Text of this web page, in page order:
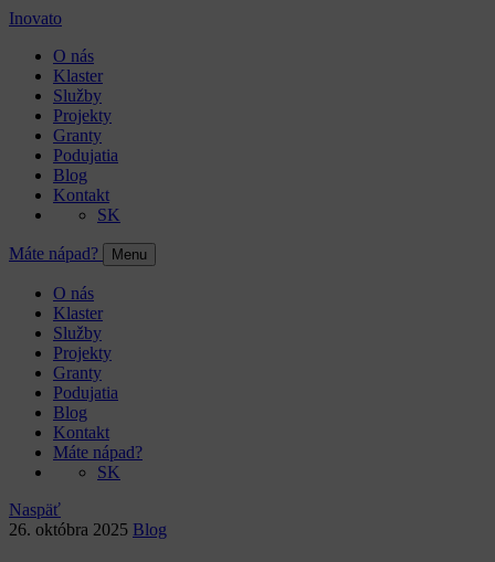
Inovato
O nás
Klaster
Služby
Projekty
Granty
Podujatia
Blog
Kontakt
SK
Máte nápad? Menu
O nás
Klaster
Služby
Projekty
Granty
Podujatia
Blog
Kontakt
Máte nápad?
SK
Naspäť
26. októbra 2025 Blog